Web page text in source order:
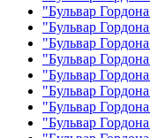
"Бульвар
"Бульвар
"Бульвар
"Бульвар
"Бульвар
"Бульвар
"Бульвар
"Бульвар